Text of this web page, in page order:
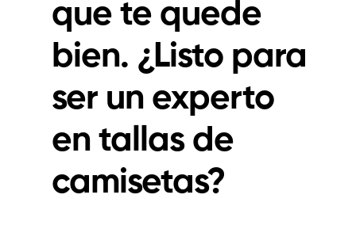
que te quede
bien. ¿Listo para
ser un experto
entallas de
camisetas?